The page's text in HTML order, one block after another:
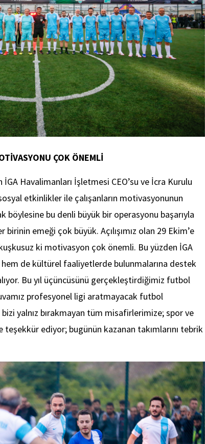
ÇOK ÖNEMLİ
Havalimanları İşletmesi CEO’su ve İcra Kurulu
etkinlikler ile çalışanların motivasyonunun
böylesine bu denli büyük bir operasyonu başarıyla
birinin emeği çok büyük. Açılışımız olan 29 Ekim’e
ki motivasyon çok önemli. Bu yüzden İGA
hem de kültürel faaliyetlerde bulunmalarına destek
Bu yıl üçüncüsünü gerçekleştirdiğimiz futbol
profesyonel ligi aratmayacak futbol
yalnız bırakmayan tüm misafirlerimize; spor ve
teşekkür ediyor; bugünün kazanan takımlarını tebrik